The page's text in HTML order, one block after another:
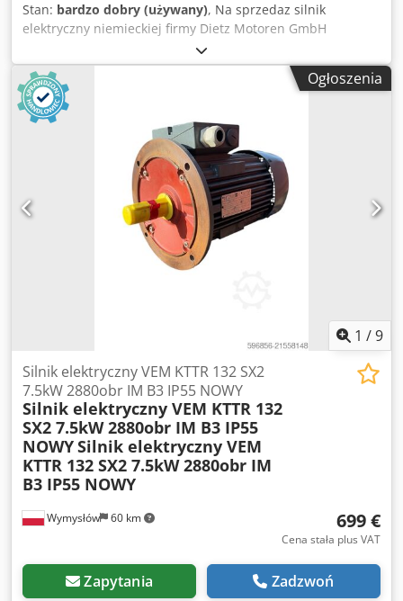
Stan: bardzo dobry (używany), Na sprzedaz silnik
elektryczny niemieckiej firmy Dietz Motoren GmbH
Codpfxsyv Uvfe Ab Hsrf Stan uzywany w dobrym stanie
technicznym Silnik sprawny Widoczne slady
magazynowania oraz rdza na obudowie i kolnierzu Stan
wizualny jak na zdjeciach Dane techniczne Producent Dietz
Motoren GmbH Model FDR 132SB 2Q Moc 7.5 kW Predkosc
obrotowa 2920 obr min Zasilanie 380 V Prad 15.5 A
Czestotliwosc 50 Hz Stopien ochrony IP54 Klasa izolacji B
Tryb pracy S1 Wymiary orientacyjne Srednica kolnierza
okolo 300 mm Srednica walka okolo 38 mm Idealny do
pomp wentylatorow maszyn przemyslowych i napedow
Ogłoszenia
1 /9
Wymysłów 60 km
Silnik elektryczny VEM KTTR 132 SX2
7.5kW 2880obr IM B3 IP55 NOWY
Silnik elektryczny VEM KTTR 132
SX2 7.5kW 2880obr IM B3 IP55
NOWYSilnik elektryczny VEM
KTTR 132 SX2 7.5kW 2880obr IM
B3 IP55 NOWY
699 €
Cena stała plus VAT
Zapytania Zadzwoń